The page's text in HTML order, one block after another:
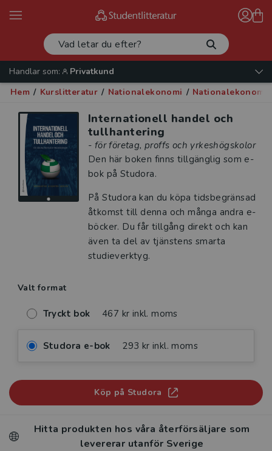
Handlar som:
Privatkund
Hem / Kurslitteratur / Nationalekonomi / Nationalekonomi
Internationell handel och
tullhantering
- för företag, proffs och yrkeshögskolor
Den här boken finns tillgänglig som e-
bok på Studora.
På Studora kan du köpa tidsbegränsad
åtkomst till denna och många andra e-
böcker. Du får tillgång direkt och kan
även ta del av tjänstens smarta
studieverktyg.
Valt format
Tryckt bok 467 kr inkl. moms
Studora e-bok 293 kr inkl. moms
Köp på Studora
Hitta produkten hos våra återförsäljare som
levererar utanför Sverige